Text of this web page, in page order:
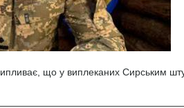
що у виплеканих Сирським